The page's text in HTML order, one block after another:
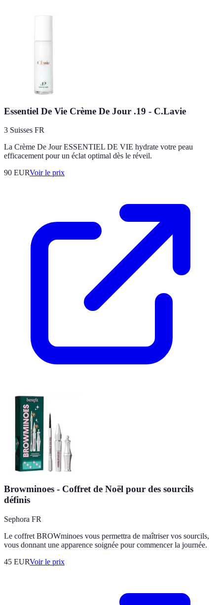
Essentiel De Vie Crème De Jour .19 - C.Lavie
3 Suisses FR
La Crème De Jour ESSENTIEL DE VIE hydrate votre peau
efficacement pour un éclat optimal dès le réveil.
90 EURVoir le prix
Browminoes - Coffret de Noël pour des sourcils
définis
Sephora FR
Le coffret BROWminoes vous permettra de maîtriser vos sourcils,
vous donnant une apparence soignée pour commencer la journée.
45 EURVoir le prix